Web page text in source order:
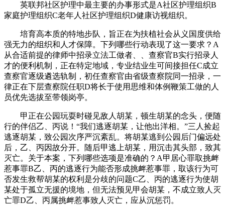
英联邦社区护理中最主要的办事形式是A社区护理组织B
家庭护理组织C老年人社区护理组织D健康访视组织。
培育高本质的特地步队，旨正在为扶植社会从义国度供给
强无力的组织和人才保障。下列哪些行动表现了这一要求？A
从合适前提的律师中招录立法工做者、、查察官B实行招录人
才的便利机制，正在特定地域，专业结业生可间接担任C成立
查察官逐级遴选轨制，初任查察官由省级查察院同一招录，一
律正在下层查察院任职D将长于使用思维和体例鞭策工做的人
员优先选拔至带领岗亭。
甲正在公园玩耍时碰见敌人胡某，顿生胡某的念头，便随
行的伴侣乙、丙说！“我们逃逐胡某，让他出洋相。”三人捡起
逃逐胡某，致公园次序严沉紊乱。将胡某逃到公园后门偏远处
后，乙、丙因故分开。随后甲逃上胡某，用沉击其头部，致其
灭亡。关于本案，下列哪些选项是准确的？A甲居心罪取挑衅
惹事罪B乙、丙的逃逐行为能否形成挑衅惹事罪，取该行为可
否发生救帮胡某的权利是分歧的问题C乙、丙的逃逐行为使胡
某处于孤立无援的境地，但无法预见甲会胡某，不成立致人灭
亡罪D乙、丙属挑衅惹事致人灭亡，应从沉惩罚。